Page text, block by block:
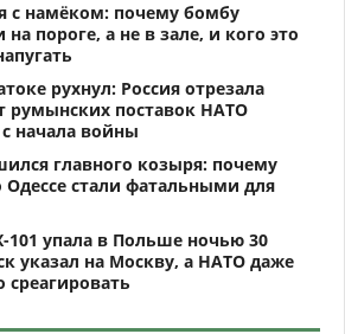
с намёком: почему бомбу
на пороге, а не в зале, и кого это
рухнул: Россия отрезала
румынских поставок НАТО
начала войны
главного козыря: почему
Одессе стали фатальными для
101 упала в Польше ночью 30
указал на Москву, а НАТО даже
среагировать